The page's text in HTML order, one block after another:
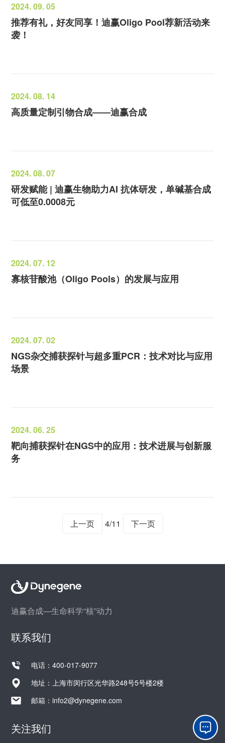
2024. 09. 05
推荐有礼，好友同享！迪赢Oligo Pool荐新活动来
袭！
2024. 08. 14
高质量定制引物合成——迪赢合成
2024. 08. 07
研发赋能 | 迪赢生物助力AI 抗体研发，单碱基合成
可低至0.0008元
2024. 07. 12
寡核苷酸池（Oligo Pools）的发展与应用
2024. 07. 02
NGS杂交捕获探针与超多重PCR：技术对比与应用
场景
2024. 06. 25
靶向捕获探针在NGS中的应用：技术进展与创新服
务
上一页 4/11 下一页
迪赢合成—生命科学“核”动力
联系我们
电话：400-017-9077
地址：上海市闵行区光华路248号5号楼2楼
邮箱：info2@dynegene.com
关注我们